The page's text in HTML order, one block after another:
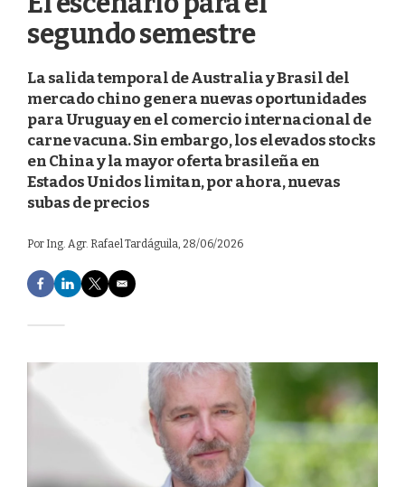
segundo semestre
La salida temporal de Australia y Brasil del
mercado chino genera nuevas oportunidades
para Uruguay en el comercio internacional de
carne vacuna. Sin embargo, los elevados stocks
en China y la mayor oferta brasileña en
Estados Unidos limitan, por ahora, nuevas
subas de precios
Por Ing. Agr. Rafael Tardáguila, 28/06/2026
F
a
e
o
k
L
i
T
w
E
m